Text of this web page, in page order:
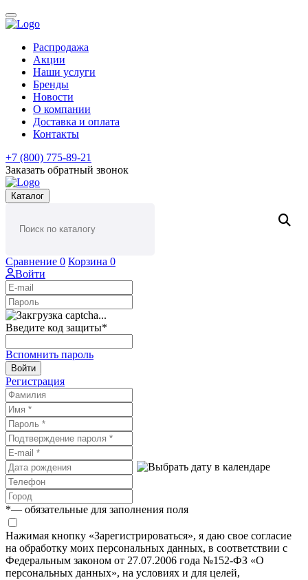
Распродажа
Акции
Наши услуги
Бренды
Новости
О компании
Доставка и оплата
Контакты
+7 (800) 775-89-21
Заказать обратный звонок
Каталог
Сравнение 0 Корзина 0
Войти
Введите код защиты*
Вспомнить пароль
Войти
Регистрация
*— обязательные для заполнения поля
Нажимая кнопку «Зарегистрироваться», я даю свое согласие
на обработку моих персональных данных, в соответствии с
Федеральным законом от 27.07.2006 года №152-ФЗ «О
персональных данных», на условиях и для целей,